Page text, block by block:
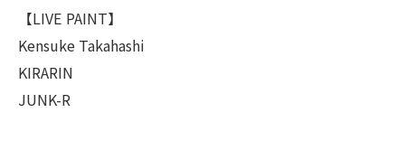
【LIVE PAINT】
Kensuke Takahashi
KIRARIN
JUNK-R